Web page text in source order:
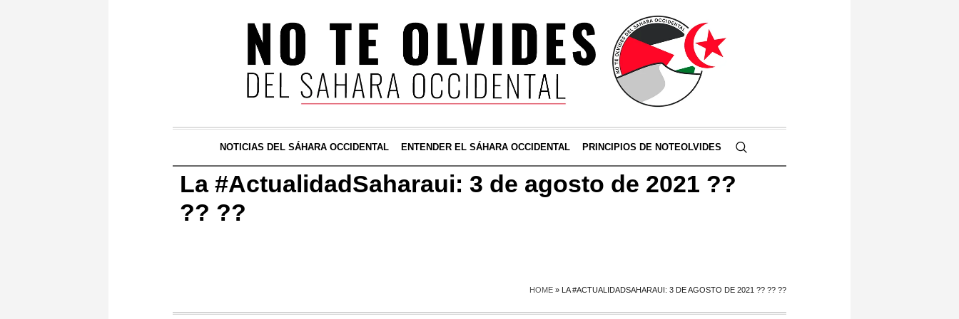
NOTICIAS DEL SÁHARA OCCIDENTAL ENTENDER EL SÁHARA OCCIDENTAL PRINCIPIOS DE NOTEOLVIDES
La #ActualidadSaharaui: 3 de agosto de 2021 ??
?? ??
HOME » LA #ACTUALIDADSAHARAUI: 3 DE AGOSTO DE 2021 ?? ?? ??